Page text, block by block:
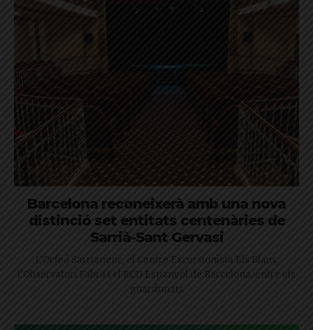
Barcelona reconeixerà amb una nova
distinció set entitats centenàries de
Sarrià-Sant Gervasi
L’Orfeó Sarrianenc, el Centre Excursionista Els Blaus,
l’Observatori Fabra i el RCD Espanyol de Barcelona, entre els
guardonats